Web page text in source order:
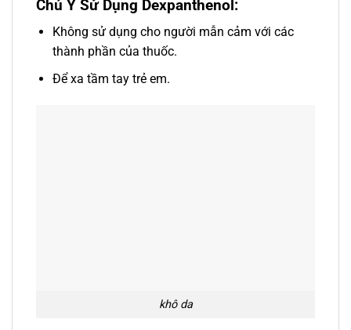
Chú Ý Sử Dụng Dexpanthenol:
Không sử dụng cho người mẫn cảm với các
thành phần của thuốc.
Để xa tầm tay trẻ em.
khô da